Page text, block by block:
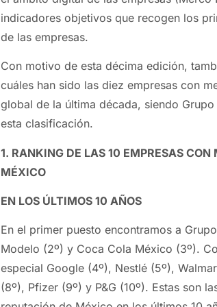
indicadores objetivos que recogen los
de las empresas.
Con motivo de esta décima edición,
cuáles han sido las diez empresas con
global de la última década, siendo
esta clasificación.
1. RANKING DE LAS 10 EMPRESAS CON
MÉXICO
EN LOS ÚLTIMOS 10 AÑOS
En el primer puesto encontramos a
Modelo (2º) y Coca Cola México (3º).
especial Google (4º), Nestlé (5º),
(8º), Pfizer (9º) y P&G (10º). Estas son